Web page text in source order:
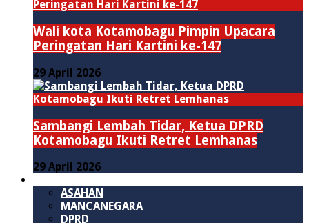
Wali kota Kotamobagu Pimpin Upacara
Peringatan Hari Kartini ke-147
29 April 2026
Sambangi Lembah Tidar, Ketua DPRD
Kotamobagu Ikuti Retret Lemhanas
29 April 2026
ASAHAN
MANCANEGARA
DPRD